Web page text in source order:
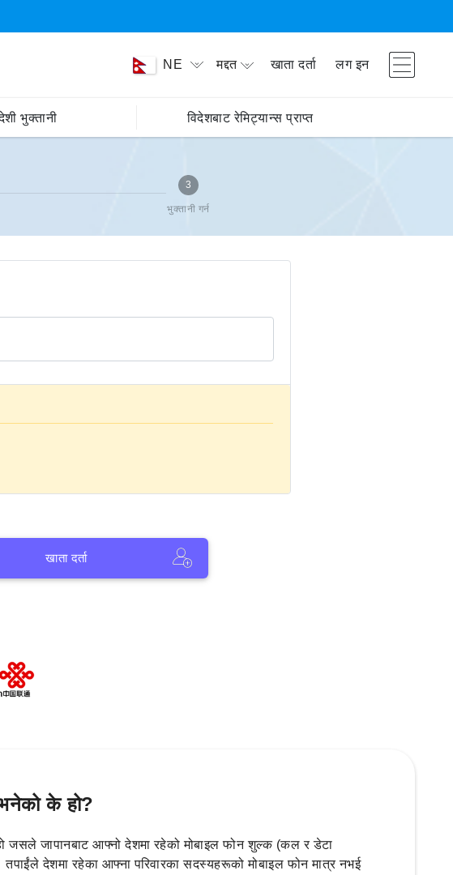
NE मद्दत खाता दर्ता लग इन
भुक्तानी विदेशबाट रेमिट्यान्स प्राप्त
3
भुक्तानी गर्न
खाता दर्ता
के हो?
जसले जापानबाट आफ्नो देशमा रहेको मोबाइल फोन शुल्क (कल र डेटा
देशमा रहेका आफ्ना परिवारका सदस्यहरूको मोबाइल फोन मात्र नभई